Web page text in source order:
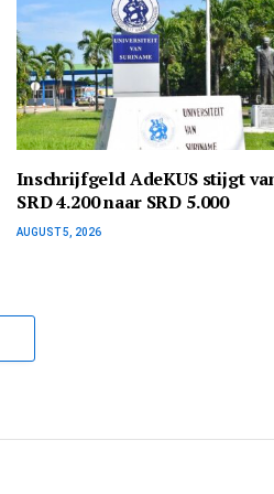
Inschrijfgeld AdeKUS stijgt
SRD 4.200 naar SRD 5.000
AUGUST 5, 2026